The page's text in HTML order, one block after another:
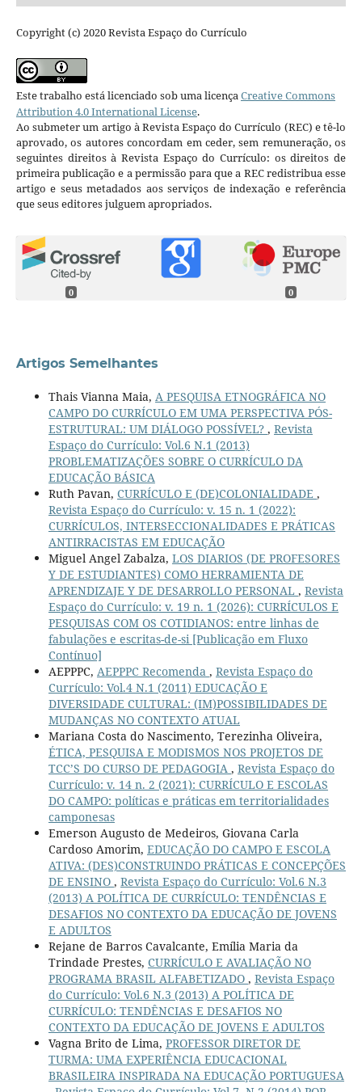
Copyright (c) 2020 Revista Espaço do Currículo
Este trabalho está licenciado sob uma licençaCreative Commons
Attribution 4.0 International License.
Ao submeter um artigo à Revista Espaço do Currículo (REC) e tê-lo
aprovado, os autores concordam em ceder, sem remuneração, os
seguintes direitos à Revista Espaço do Currículo: os direitos de
primeira publicação e a permissão para que a REC redistribua esse
artigo e seus metadados aos serviços de indexação e referência
que seus editores julguem apropriados.
0 0
Artigos Semelhantes
Thais Vianna Maia, A PESQUISA ETNOGRÁFICA NO
CAMPO DO CURRÍCULO EM UMA PERSPECTIVA PÓS-
ESTRUTURAL: UM DIÁLOGO POSSÍVEL? , Revista
Espaço do Currículo: Vol.6 N.1 (2013)
PROBLEMATIZAÇÕES SOBRE O CURRÍCULO DA
EDUCAÇÃO BÁSICA
Ruth Pavan, CURRÍCULO E (DE)COLONIALIDADE ,
Revista Espaço do Currículo: v. 15 n. 1 (2022):
CURRÍCULOS, INTERSECCIONALIDADES E PRÁTICAS
ANTIRRACISTAS EM EDUCAÇÃO
Miguel Angel Zabalza, LOS DIARIOS (DE PROFESORES
Y DE ESTUDIANTES) COMO HERRAMIENTA DE
APRENDIZAJE Y DE DESARROLLO PERSONAL , Revista
Espaço do Currículo: v. 19 n. 1 (2026): CURRÍCULOS E
PESQUISAS COM OS COTIDIANOS: entre linhas de
fabulações e escritas-de-si [Publicação em Fluxo
Contínuo]
AEPPPC, AEPPPC Recomenda , Revista Espaço do
Currículo: Vol.4 N.1 (2011) EDUCAÇÃO E
DIVERSIDADE CULTURAL: (IM)POSSIBILIDADES DE
MUDANÇAS NO CONTEXTO ATUAL
Mariana Costa do Nascimento, Terezinha Oliveira,
ÉTICA, PESQUISA E MODISMOS NOS PROJETOS DE
TCC’S DO CURSO DE PEDAGOGIA , Revista Espaço do
Currículo: v. 14 n. 2 (2021): CURRÍCULO E ESCOLAS
DO CAMPO: políticas e práticas em territorialidades
camponesas
Emerson Augusto de Medeiros, Giovana Carla
Cardoso Amorim, EDUCAÇÃO DO CAMPO E ESCOLA
ATIVA: (DES)CONSTRUINDO PRÁTICAS E CONCEPÇÕES
DE ENSINO , Revista Espaço do Currículo: Vol.6 N.3
(2013) A POLÍTICA DE CURRÍCULO: TENDÊNCIAS E
DESAFIOS NO CONTEXTO DA EDUCAÇÃO DE JOVENS
E ADULTOS
Rejane de Barros Cavalcante, Emília Maria da
Trindade Prestes, CURRÍCULO E AVALIAÇÃO NO
PROGRAMA BRASIL ALFABETIZADO , Revista Espaço
do Currículo: Vol.6 N.3 (2013) A POLÍTICA DE
CURRÍCULO: TENDÊNCIAS E DESAFIOS NO
CONTEXTO DA EDUCAÇÃO DE JOVENS E ADULTOS
Vagna Brito de Lima, PROFESSOR DIRETOR DE
TURMA: UMA EXPERIÊNCIA EDUCACIONAL
BRASILEIRA INSPIRADA NA EDUCAÇÃO PORTUGUESA